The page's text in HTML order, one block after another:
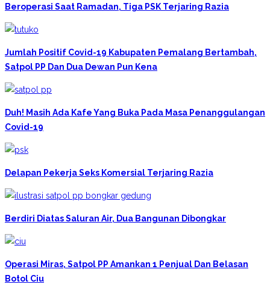
Beroperasi Saat Ramadan, Tiga PSK Terjaring Razia
Jumlah Positif Covid-19 Kabupaten Pemalang Bertambah,
Satpol PP Dan Dua Dewan Pun Kena
Duh! Masih Ada Kafe Yang Buka Pada Masa Penanggulangan
Covid-19
Delapan Pekerja Seks Komersial Terjaring Razia
Berdiri Diatas Saluran Air, Dua Bangunan Dibongkar
Operasi Miras, Satpol PP Amankan 1 Penjual Dan Belasan
Botol Ciu